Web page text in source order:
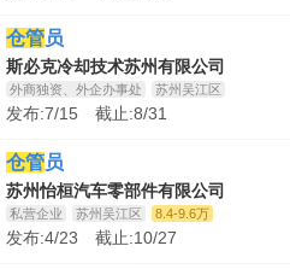
仓管员
斯必克冷却技术苏州有限公司
外商独资、外企办事处 苏州吴江区
发布:7/15 截止:8/31
仓管员
苏州怡桓汽车零部件有限公司
私营企业 苏州吴江区 8.4-9.6万
发布:4/23 截止:10/27